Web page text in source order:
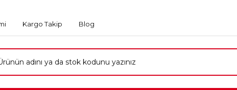
Kargo Takip Blog